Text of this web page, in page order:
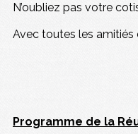
N’oubliez pas votre
Avec toutes les amitiés
Programme de la